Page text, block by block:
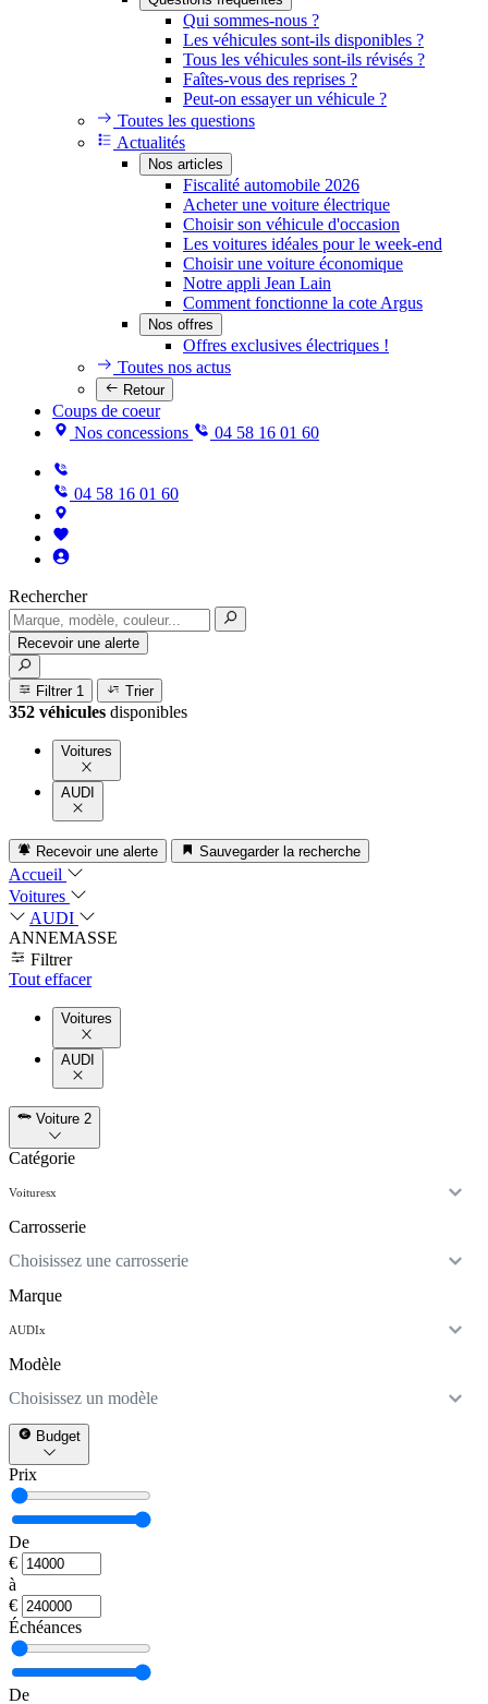
Qui sommes-nous ?
Les véhicules sont-ils disponibles ?
Tous les véhicules sont-ils révisés ?
Faîtes-vous des reprises ?
Peut-on essayer un véhicule ?
Toutes les questions
Actualités
Nos articles
Fiscalité automobile 2026
Acheter une voiture électrique
Choisir son véhicule d'occasion
Les voitures idéales pour le week-end
Choisir une voiture économique
Notre appli Jean Lain
Comment fonctionne la cote Argus
Nos offres
Offres exclusives électriques !
Toutes nos actus
Retour
Coups de coeur
Nos concessions
04 58 16 01 60
04 58 16 01 60
Rechercher
Recevoir une alerte
Filtrer 1 Trier
352 véhicules disponibles
Voitures
AUDI
Recevoir une alerte Sauvegarder la recherche
Accueil
Voitures
AUDI
ANNEMASSE
Filtrer
Tout effacer
Voitures
AUDI
Voiture 2
Catégorie
Voituresx
Carrosserie
Choisissez une carrosserie
Marque
AUDIx
Modèle
Choisissez un modèle
Budget
Prix
De
€
à
€
Échéances
De